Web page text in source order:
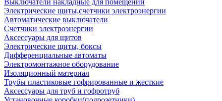
Выключатели накладные для помещений
Электрические щиты,счетчики электроэнергии
Автоматические выключатели
Счетчики электроэнергии
Аксессуары для щитов
Электрические щиты, боксы
Дифференциальные автоматы
Электромонтажное оборудование
Изоляционный материал
Трубы пластиковые гофрированные и жесткие
Аксессуары для труб и гофротруб